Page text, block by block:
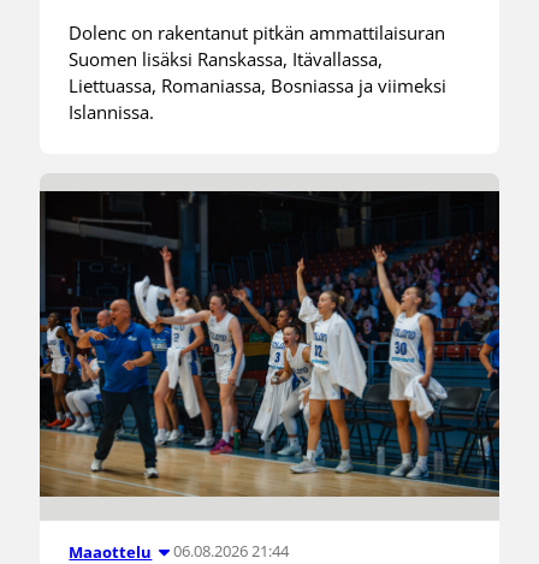
Dolenc on rakentanut pitkän ammattilaisuran
Suomen lisäksi Ranskassa, Itävallassa,
Liettuassa, Romaniassa, Bosniassa ja viimeksi
Islannissa.
Maaottelu 06.08.2026 21:44